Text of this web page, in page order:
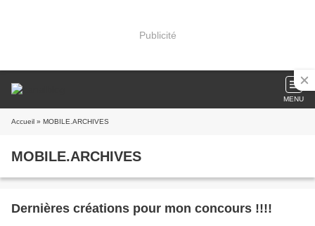
Publicité
MENU
Accueil » MOBILE.ARCHIVES
MOBILE.ARCHIVES
Dernières créations pour mon concours !!!!